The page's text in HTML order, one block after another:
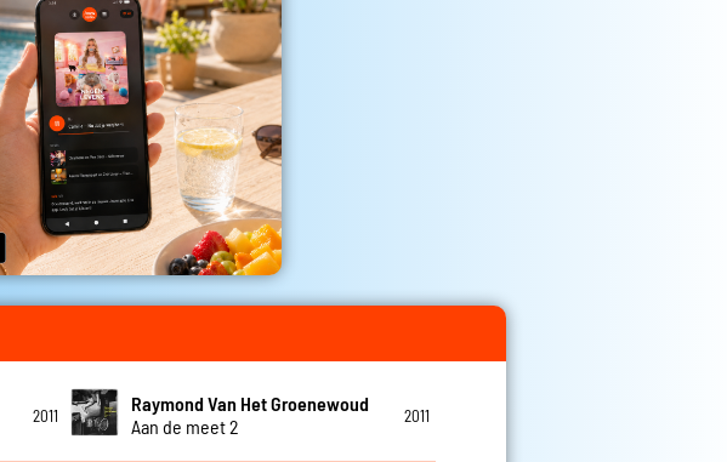
2011
Raymond Van Het Groenewoud
Aan de meet 2
2011